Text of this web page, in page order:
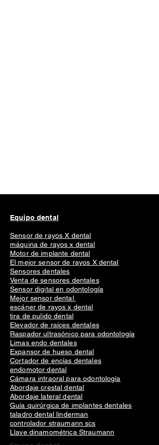
Equipo dental
Sensor de rayos X dental
máquina de rayos x dental
Motor de implante dental
El mejor sensor de rayos X dental
Sensores dentales
Venta de sensores dentales
Sensor digital en odontología
Mejor sensor dental
escáner de rayos x dental
tira de pulido dental
Elevador de raíces dentales
Raspador ultrasónico para odontología
Limas endo dentales
Expansor de hueso dental
Cortador de encías dentales
endomotor dental
Cámara intraoral para odontología
Abordaje crestal dental
Abordaje lateral dental
Guía quirúrgica de implantes dentales
taladro dental linderman
controlador straumann scs
Llave dinamométrica Straumann